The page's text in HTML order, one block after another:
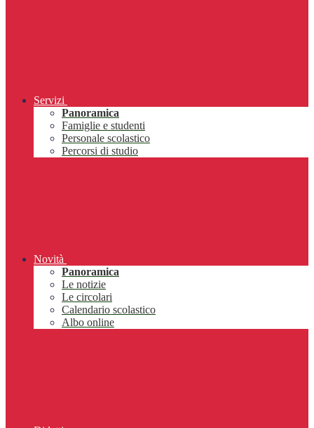
Servizi
Panoramica
Famiglie e studenti
Personale scolastico
Percorsi di studio
Novità
Panoramica
Le notizie
Le circolari
Calendario scolastico
Albo online